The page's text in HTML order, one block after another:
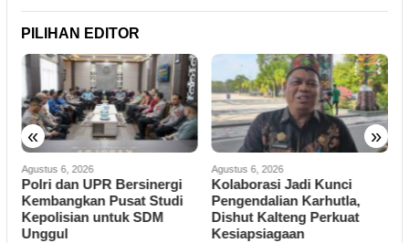
PILIHAN EDITOR
« »
Agustus 6, 2026
Polri dan UPR Bersinergi
Kembangkan Pusat Studi
Kepolisian untuk SDM
Unggul
Agustus 6, 2026
Kolaborasi Jadi Kunci
Pengendalian Karhutla,
Dishut Kalteng Perkuat
Kesiapsiagaan